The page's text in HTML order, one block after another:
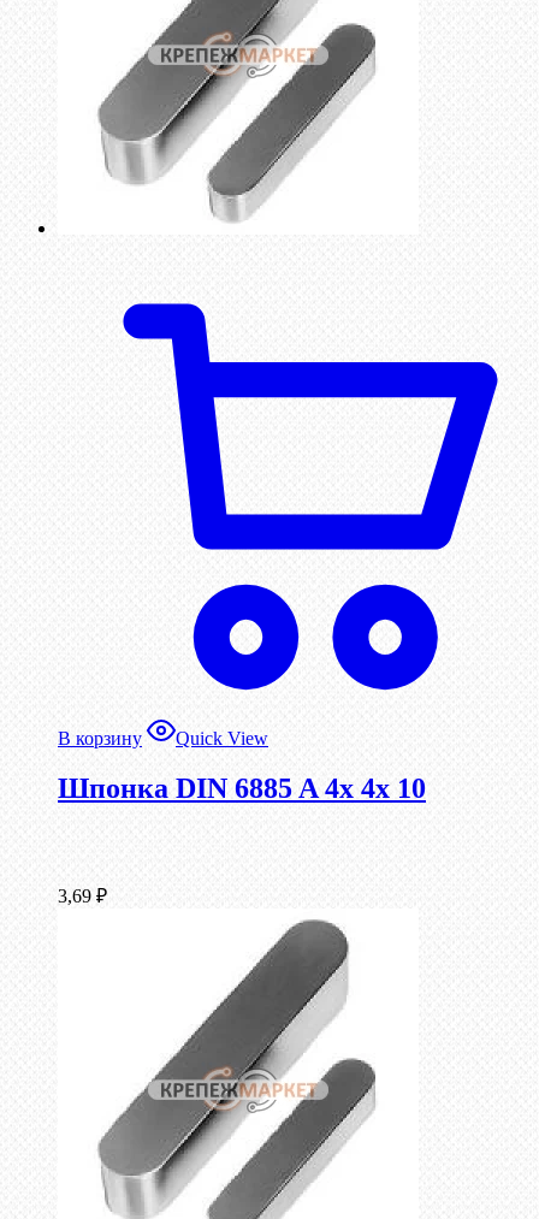
В корзину Quick View
Шпонка DIN 6885 A 4x 4x 10
3,69 ₽